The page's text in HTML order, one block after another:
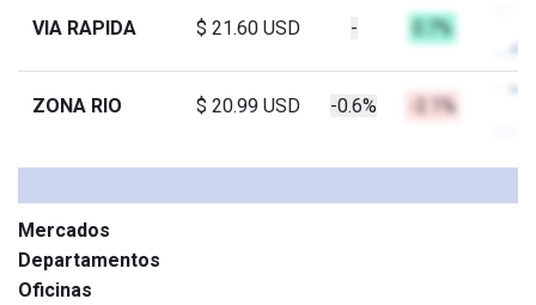
Mercados
Departamentos
Oficinas
VIA RAPIDA $ 21.60 USD - 0.7%
ZONA RIO $ 20.99 USD -0.6% -2.1%